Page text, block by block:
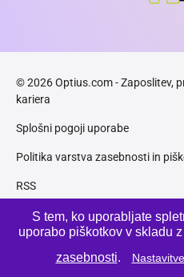
© 2026 Optius.com - Zaposlitev,
kariera
Splošni pogoji uporabe
Politika varstva zasebnosti in
RSS
Piškotki
S tem, ko uporabljate
uporabo piškotkov v skladu
zasebnosti. Nastavitve